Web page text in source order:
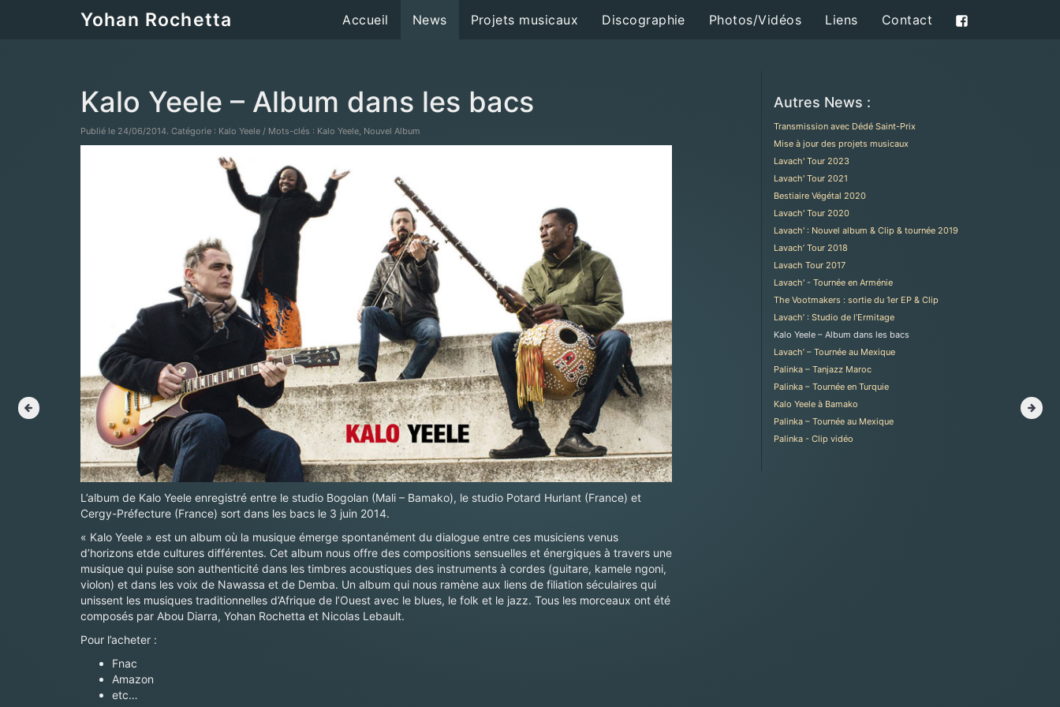
Yohan Rochetta Accueil News Projets musicaux Discographie Photos/Vidéos Liens Contact
Kalo Yeele – Album dans les bacs
Publié le 24/06/2014. Catégorie : Kalo Yeele / Mots-clés : Kalo Yeele, Nouvel Album
L’album de Kalo Yeele enregistré entre le studio Bogolan (Mali – Bamako), le studio Potard Hurlant (France) et
Cergy-Préfecture (France) sort dans les bacs le 3 juin 2014.
« Kalo Yeele » est un album où la musique émerge spontanément du dialogue entre ces musiciens venus
d’horizons etde cultures différentes. Cet album nous offre des compositions sensuelles et énergiques à travers une
musique qui puise son authenticité dans les timbres acoustiques des instruments à cordes (guitare, kamele ngoni,
violon) et dans les voix de Nawassa et de Demba. Un album qui nous ramène aux liens de filiation séculaires qui
unissent les musiques traditionnelles d’Afrique de l’Ouest avec le blues, le folk et le jazz. Tous les morceaux ont été
composés par Abou Diarra, Yohan Rochetta et Nicolas Lebault.
Pour l’acheter :
Fnac
Amazon
etc…
Autres News :
Transmission avec Dédé Saint-Prix
Mise à jour des projets musicaux
Lavach' Tour 2023
Lavach' Tour 2021
Bestiaire Végétal 2020
Lavach' Tour 2020
Lavach' : Nouvel album & Clip & tournée 2019
Lavach’ Tour 2018
Lavach Tour 2017
Lavach' - Tournée en Arménie
The Vootmakers : sortie du 1er EP & Clip
Lavach’ : Studio de l’Ermitage
Kalo Yeele – Album dans les bacs
Lavach’ – Tournée au Mexique
Palinka – Tanjazz Maroc
Palinka – Tournée en Turquie
Kalo Yeele à Bamako
Palinka – Tournée au Mexique
Palinka - Clip vidéo